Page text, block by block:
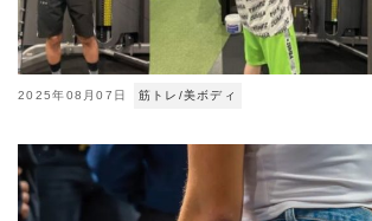
2025年08月07日 筋トレ/美ボディ